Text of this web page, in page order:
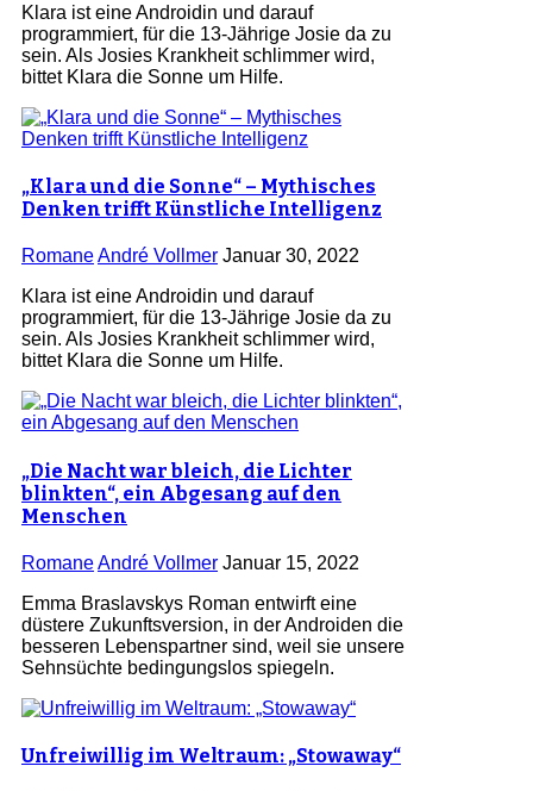
Klara ist eine Androidin und darauf
programmiert, für die 13-Jährige Josie da zu
sein. Als Josies Krankheit schlimmer wird,
bittet Klara die Sonne um Hilfe.
„Klara und die Sonne“ – Mythisches
Denken trifft Künstliche Intelligenz
RomaneAndré Vollmer Januar 30, 2022
Klara ist eine Androidin und darauf
programmiert, für die 13-Jährige Josie da zu
sein. Als Josies Krankheit schlimmer wird,
bittet Klara die Sonne um Hilfe.
„Die Nacht war bleich, die Lichter
blinkten“, ein Abgesang auf den
Menschen
RomaneAndré Vollmer Januar 15, 2022
Emma Braslavskys Roman entwirft eine
düstere Zukunftsversion, in der Androiden die
besseren Lebenspartner sind, weil sie unsere
Sehnsüchte bedingungslos spiegeln.
Unfreiwillig im Weltraum: „Stowaway“